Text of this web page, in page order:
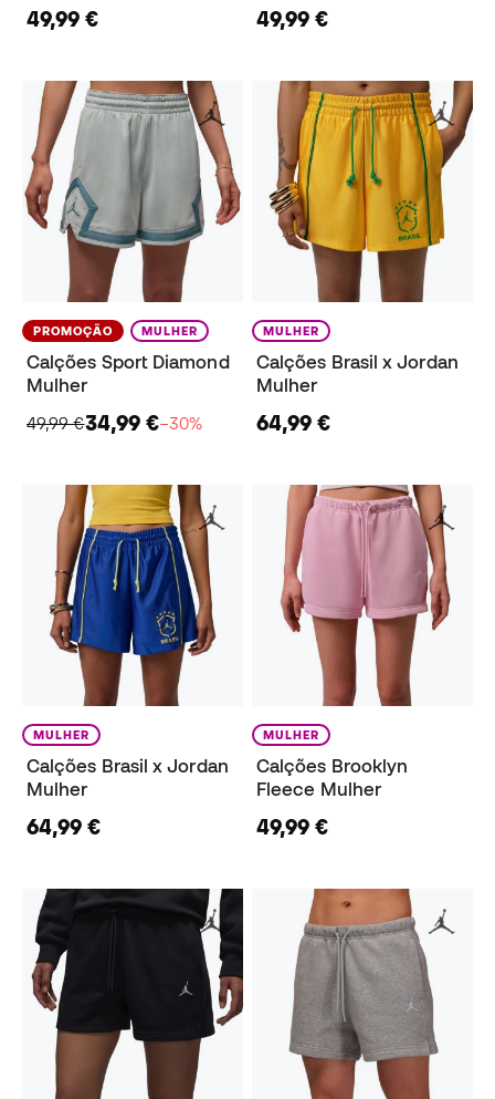
49,99 € 49,99 €
PROMOÇÃO MULHER
Calções Sport Diamond
Mulher
49,99 €34,99 €−30%
MULHER
Calções Brasil x Jordan
Mulher
64,99 €
MULHER
Calções Brasil x Jordan
Mulher
64,99 €
MULHER
Calções Brooklyn
Fleece Mulher
49,99 €